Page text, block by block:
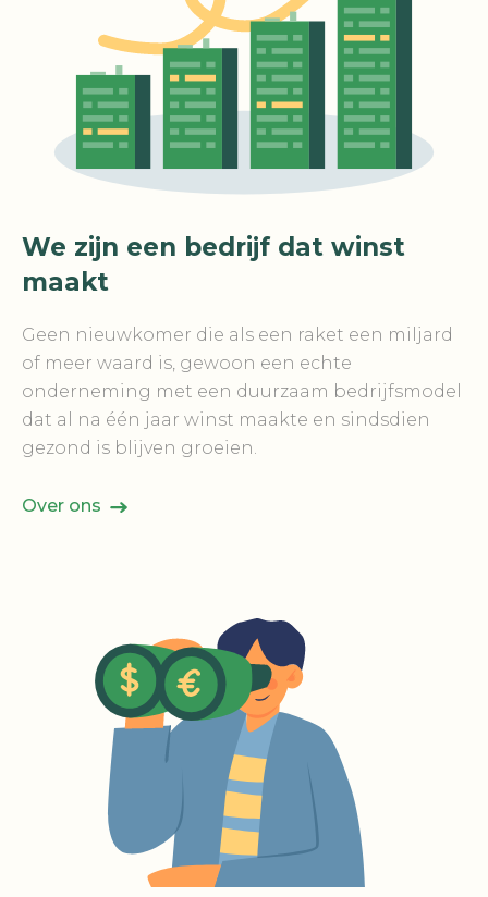
We zijn een bedrijf dat winst
maakt
Geen nieuwkomer die als een raket een miljard
of meer waard is, gewoon een echte
onderneming met een duurzaam bedrijfsmodel
dat al na één jaar winst maakte en sindsdien
gezond is blijven groeien.
Over ons